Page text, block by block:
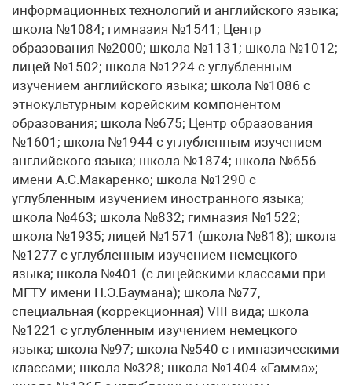
информационных технологий и английского языка;
школа №1084; гимназия №1541; Центр
образования №2000; школа №1131; школа №1012;
лицей №1502; школа №1224 с углубленным
изучением английского языка; школа №1086 с
этнокультурным корейским компонентом
образования; школа №675; Центр образования
№1601; школа №1944 с углубленным изучением
английского языка; школа №1874; школа №656
имени А.С.Макаренко; школа №1290 с
углубленным изучением иностранного языка;
школа №463; школа №832; гимназия №1522;
школа №1935; лицей №1571 (школа №818); школа
№1277 с углубленным изучением немецкого
языка; школа №401 (с лицейскими классами при
МГТУ имени Н.Э.Баумана); школа №77,
специальная (коррекционная) VIII вида; школа
№1221 с углубленным изучением немецкого
языка; школа №97; школа №540 с гимназическими
классами; школа №328; школа №1404 «Гамма»;